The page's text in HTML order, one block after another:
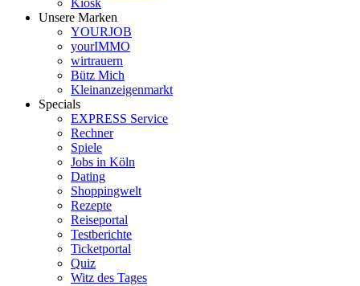
Kiosk
Unsere Marken
YOURJOB
yourIMMO
wirtrauern
Bütz Mich
Kleinanzeigenmarkt
Specials
EXPRESS Service
Rechner
Spiele
Jobs in Köln
Dating
Shoppingwelt
Rezepte
Reiseportal
Testberichte
Ticketportal
Quiz
Witz des Tages